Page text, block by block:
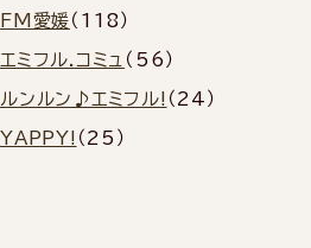
FM愛媛 （118）
エミフル.コミュ （56）
ルンルン♪エミフル! （24）
YAPPY! （25）